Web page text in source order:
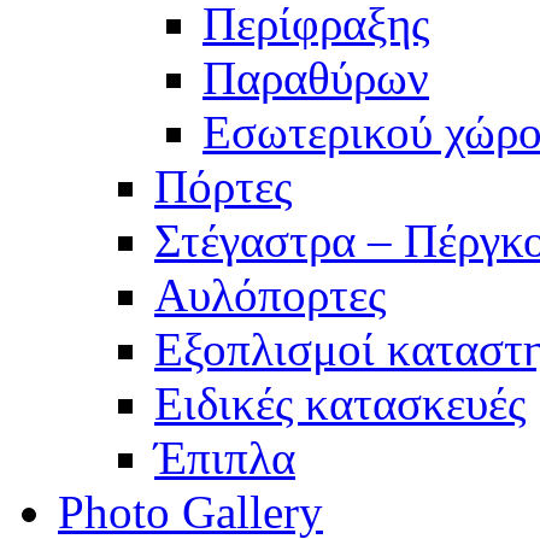
Περίφραξης
Παραθύρων
Εσωτερικού
Πόρτες
Στέγαστρα –
Αυλόπορτες
Εξοπλισμοί
Ειδικές κατασκευές
Έπιπλα
Photo Gallery